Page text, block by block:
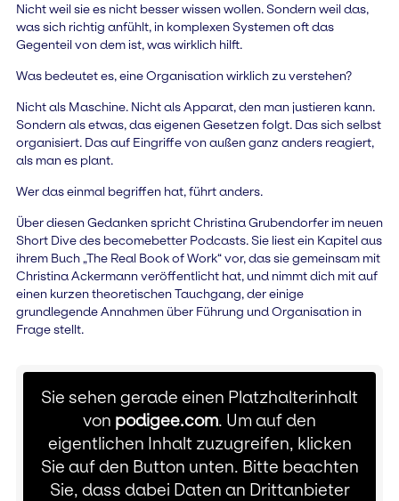
Nicht weil sie es nicht besser wissen wollen. Sondern weil das,
was sich richtig anfühlt, in komplexen Systemen oft das
Gegenteil von dem ist, was wirklich hilft.
Was bedeutet es, eine Organisation wirklich zu verstehen?
Nicht als Maschine. Nicht als Apparat, den man justieren kann.
Sondern als etwas, das eigenen Gesetzen folgt. Das sich selbst
organisiert. Das auf Eingriffe von außen ganz anders reagiert,
als man es plant.
Wer das einmal begriffen hat, führt anders.
Über diesen Gedanken spricht Christina Grubendorfer im neuen
Short Dive des becomebetter Podcasts. Sie liest ein Kapitel aus
ihrem Buch „The Real Book of Work“ vor, das sie gemeinsam mit
Christina Ackermann veröffentlicht hat, und nimmt dich mit auf
einen kurzen theoretischen Tauchgang, der einige
grundlegende Annahmen über Führung und Organisation in
Frage stellt.
Sie sehen gerade einen Platzhalterinhalt
von podigee.com. Um auf den
eigentlichen Inhalt zuzugreifen, klicken
Sie auf den Button unten. Bitte beachten
Sie, dass dabei Daten an Drittanbieter